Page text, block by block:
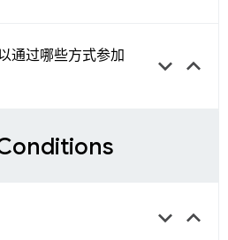
通过哪些方式参加
keyboard_arrow_down keyboard_arrow_up
keyboard_arrow_down keyboard_arrow_up